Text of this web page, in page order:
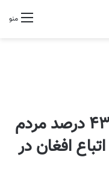
منو
بر اساس یک نظرسنجی ۴۳ درصد مردم
افغان در